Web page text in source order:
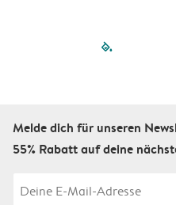
filled-
Melde dich für unseren
55% Rabatt auf deine